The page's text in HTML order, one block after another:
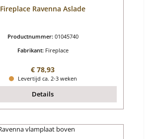
Fireplace Ravenna Aslade
Productnummer: 01045740
Fabrikant: Fireplace
Normale prijs:
€ 78,93
Levertijd ca. 2-3 weken
Details